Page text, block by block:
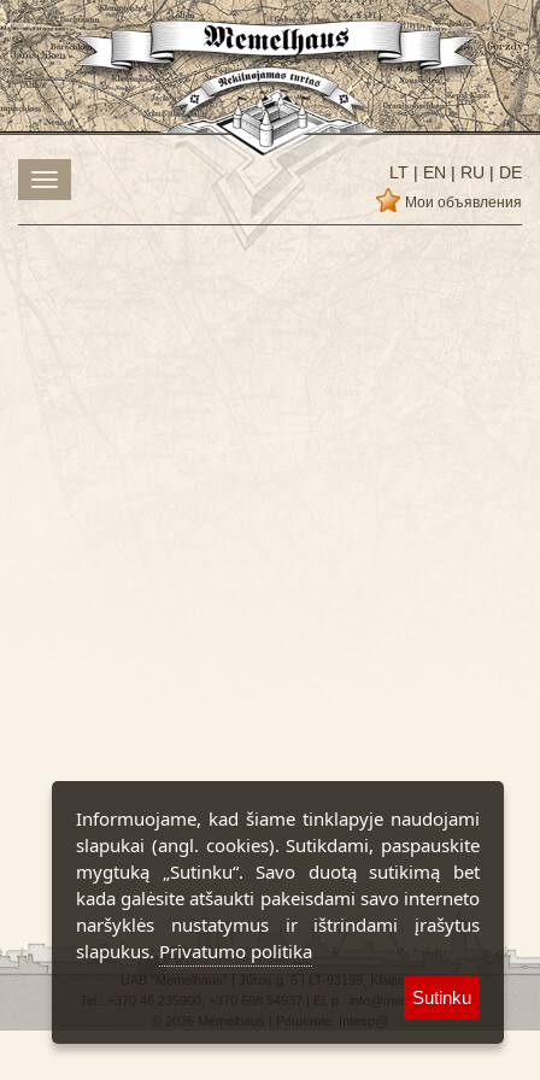
Toggle
navigation
LT | EN | RU | DE
Мои объявления
UAB "Memelhaus" | Jūros g. 5 | LT-93199, Klaipėda
Tel.: +370 46 235900, +370 608 54937 | El. p.: info@memelhaus.lt
Informuojame, kad šiame tinklapyje naudojami
slapukai (angl. cookies). Sutikdami, paspauskite
mygtuką „Sutinku“. Savo duotą sutikimą bet
kada galėsite atšaukti pakeisdami savo interneto
naršyklės nustatymus ir ištrindami įrašytus
slapukus. Privatumo politika
Sutinku